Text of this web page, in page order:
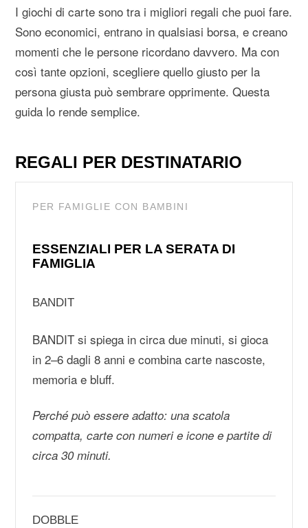
I giochi di carte sono tra i migliori regali che puoi fare.
Sono economici, entrano in qualsiasi borsa, e creano
momenti che le persone ricordano davvero. Ma con
così tante opzioni, scegliere quello giusto per la
persona giusta può sembrare opprimente. Questa
guida lo rende semplice.
REGALI PER DESTINATARIO
PER FAMIGLIE CON BAMBINI
ESSENZIALI PER LA SERATA DI
FAMIGLIA
BANDIT
BANDIT si spiega in circa due minuti, si gioca
in 2–6 dagli 8 anni e combina carte nascoste,
memoria e bluff.
Perché può essere adatto: una scatola
compatta, carte con numeri e icone e partite di
circa 30 minuti.
DOBBLE